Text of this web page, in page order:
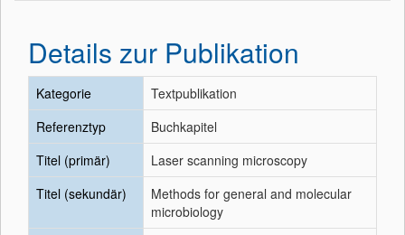
Details zur Publikation
Kategorie
Textpublikation
Referenztyp
Buchkapitel
Titel (primär)
Laser scanning microscopy
Titel (sekundär)
Methods for general and molecular
microbiology